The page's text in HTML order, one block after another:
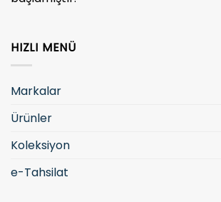
HIZLI MENÜ
Markalar
Ürünler
Koleksiyon
e-Tahsilat